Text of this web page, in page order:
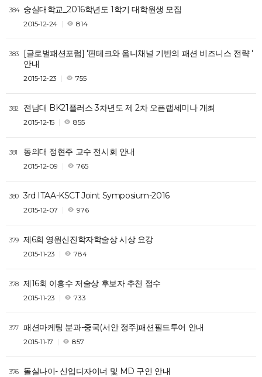
384 숭실대학교_2016학년도 1학기 대학원생 모집
2015-12-24 814
383
[글로벌패션포럼] '핀테크와 옴니채널 기반의 패션 비즈니스 전략 '
안내
2015-12-23 755
382 전남대 BK21플러스 3차년도 제 2차 오픈랩세미나 개최
2015-12-15 855
381 동의대 정현주 교수 전시회 안내
2015-12-09 765
380 3rd ITAA-KSCT Joint Symposium-2016
2015-12-07 976
379 제6회 영원신진학자학술상 시상 요강
2015-11-23 784
378 제16회 이흥수 저술상 후보자 추천 접수
2015-11-23 733
377 패션마케팅 분과-중국(서안 정주)패션필드투어 안내
2015-11-17 857
376 돌실나이- 신입디자이너 및 MD 구인 안내